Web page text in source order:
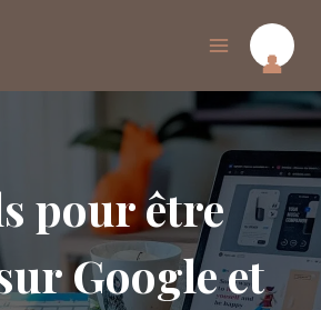
👤
pour être
Google et